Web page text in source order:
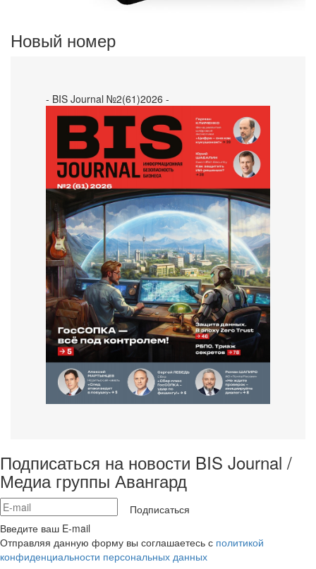
Новый номер
- BIS Journal №2(61)2026 -
Подписаться на новости BIS Journal /
Медиа группы Авангард
Подписаться
Введите ваш E-mail
Отправляя данную форму вы соглашаетесь с политикой
конфиденциальности персональных данных